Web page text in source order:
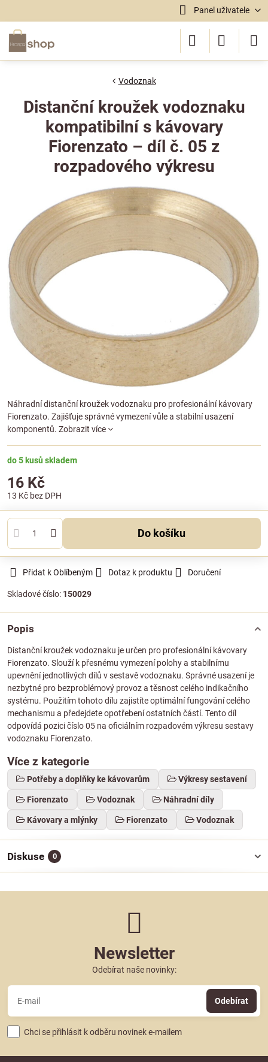
Panel uživatele
Vodoznak
Distanční kroužek vodoznaku
kompatibilní s kávovary
Fiorenzato – díl č. 05 z
rozpadového výkresu
Náhradní distanční kroužek vodoznaku pro profesionální kávovary
Fiorenzato. Zajišťuje správné vymezení vůle a stabilní usazení
komponentů. Zobrazit více
do 5 kusů skladem
16 Kč
13 Kč bez DPH
Do košíku
Přidat k Oblíbeným Dotaz k produktu Doručení
Skladové číslo: 150029
Popis
Distanční kroužek vodoznaku je určen pro profesionální kávovary
Fiorenzato. Slouží k přesnému vymezení polohy a stabilnímu
upevnění jednotlivých dílů v sestavě vodoznaku. Správné usazení je
nezbytné pro bezproblémový provoz a těsnost celého indikačního
systému. Použitím tohoto dílu zajistíte optimální fungování celého
mechanismu a předejdete opotřebení ostatních částí. Tento díl
odpovídá pozici číslo 05 na oficiálním rozpadovém výkresu sestavy
vodoznaku Fiorenzato.
Více z kategorie
Potřeby a doplňky ke kávovarům Výkresy sestavení
Fiorenzato Vodoznak Náhradní díly
Kávovary a mlýnky Fiorenzato Vodoznak
Diskuse 0
Newsletter
Odebírat naše novinky:
Odebírat
Chci se přihlásit k odběru novinek e-mailem